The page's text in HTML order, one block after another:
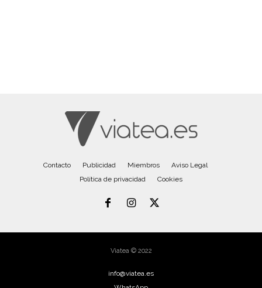
Contacto Publicidad Miembros
Aviso Legal
Política de privacidad
Cookies
Viatea © 2022
info@viatea.es